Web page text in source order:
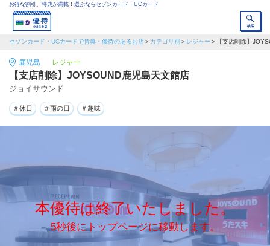
お得な割引、特典が満載！選ぶならセゾンカード・UCカード
セゾンカード・UCカードで特典・優待のあるお店 カテゴリ別 レジャー 【支店削除】
鹿児島 レジャー
【支店削除】JOYSOUND鹿児島天文館店
ジョイサウンド
＃休日 ＃雨の日 ＃趣味
本優待は終了いたしました。
5秒後にトップページに移動します。